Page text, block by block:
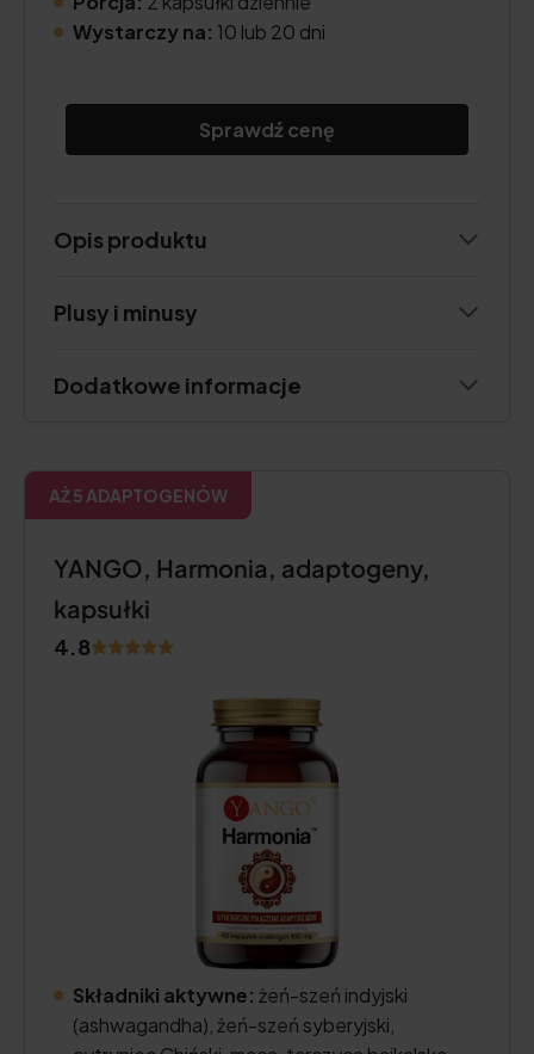
Wystarczy na: 10 lub 20 dni
Sprawdź cenę
Opis produktu
Plusy i minusy
Dodatkowe informacje
AŻ 5 ADAPTOGENÓW
YANGO, Harmonia, adaptogeny,
kapsułki
4.8
Składniki aktywne: żeń-szeń indyjski
(ashwagandha), żeń-szeń syberyjski,